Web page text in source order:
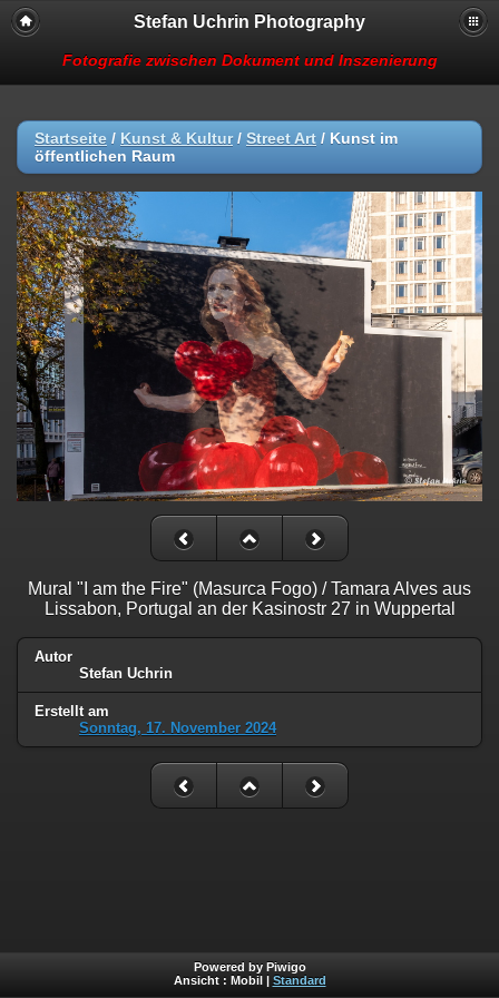
Stefan Uchrin Photography
Fotografie zwischen Dokument und Inszenierung
Startseite / Kunst & Kultur/ Street Art / Kunst im
öffentlichen Raum
Mural "I am the Fire" (Masurca Fogo) / Tamara Alves aus
Lissabon, Portugal an der Kasinostr 27 in Wuppertal
Autor
Stefan Uchrin
Erstellt am
Sonntag, 17. November 2024
Powered by Piwigo
Ansicht : Mobil Standard